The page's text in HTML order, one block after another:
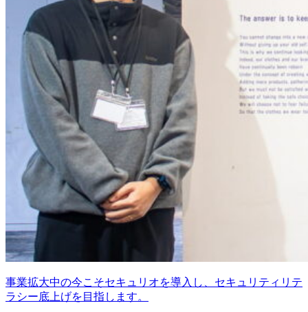
事業拡大中の今こそセキュリオを導入し、セキュリティリテ
ラシー底上げを目指します。